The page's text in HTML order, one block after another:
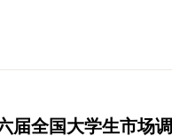
届全国大学生市场